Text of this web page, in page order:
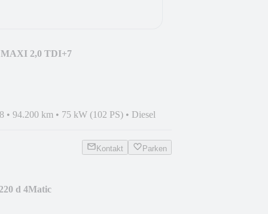
2,0 TDI+7
• 94.200 km • 75 kW (102 PS) • Diesel
Kontakt Parken
d 4Matic